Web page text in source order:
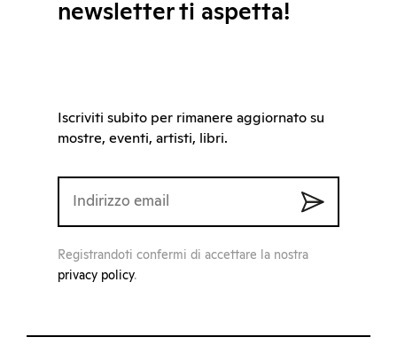
newsletter ti aspetta!
Iscriviti subito per rimanere aggiornato su
mostre, eventi, artisti, libri.
Registrandoti confermi di accettare la nostra
privacy policy.